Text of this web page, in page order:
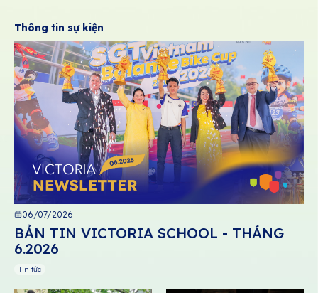
Thông tin sự kiện
06/07/2026
BẢN TIN VICTORIA SCHOOL - THÁNG
6.2026
Tin tức